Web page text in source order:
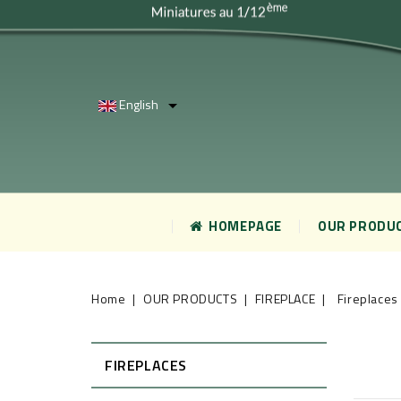
English 
HOMEPAGE OUR
Home OUR PRODUCTS FIREPLACE Fireplaces
FIREPLACES